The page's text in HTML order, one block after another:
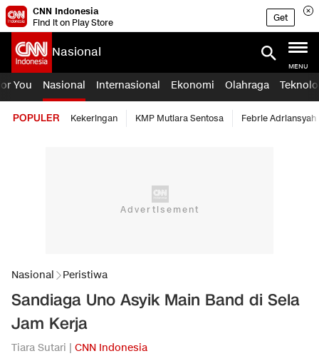
CNN Indonesia
Find it on Play Store
Get
Nasional
MENU
You Nasional Internasional Ekonomi Olahraga
POPULER Kekeringan KMP Mutiara Sentosa Febrie Adriansyah
Nasional Peristiwa
Sandiaga Uno Asyik Main Band di Sela
Jam Kerja
Tiara Sutari | CNN Indonesia